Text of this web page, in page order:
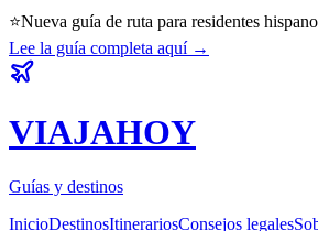
⭐Nueva guía de ruta para residentes
Lee la guía completa aquí →
VIAJAHOY
Guías y destinos
InicioDestinosItinerariosConsejos legales